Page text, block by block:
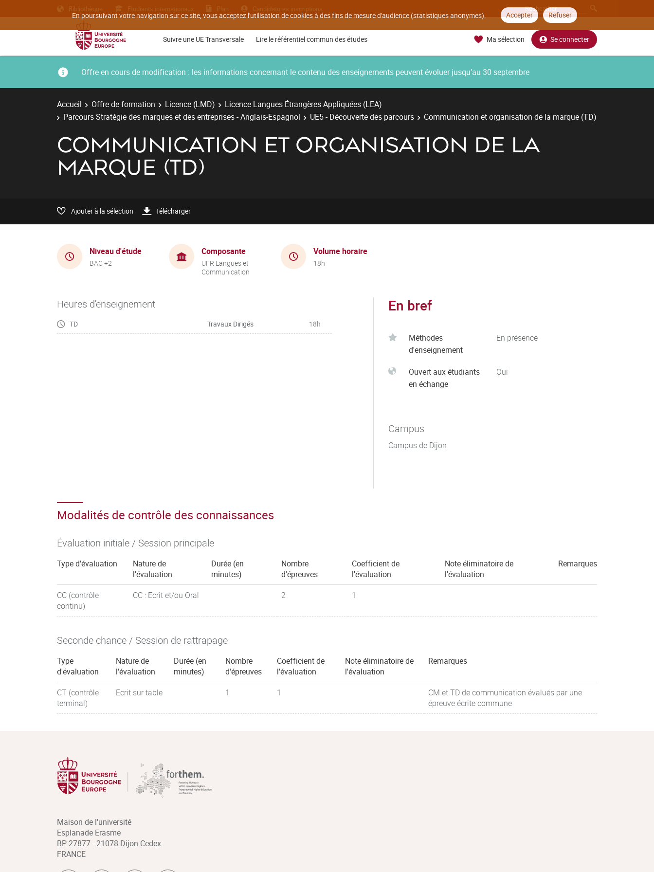
En poursuivant votre navigation sur ce site, vous acceptez l'utilisation de cookies à des fins de mesure d'audience (statistiques anonymes). Accepter Refuser
Bibliothèque Etudiants internationaux Plan Candidatures inscriptions
Suivre une UE Transversale Lire le référentiel commun des études Ma sélection Se connecter
Offre en cours de modification : les informations concernant le contenu des enseignements peuvent évoluer jusqu’au 30 septembre
Accueil Offre de formation Licence (LMD)
Licence Langues Étrangères Appliquées (LEA)
Parcours Stratégie des marques et des entreprises - Anglais-Espagnol
UE5 - Découverte des parcours Communication et organisation de la marque (TD)
COMMUNICATION ET ORGANISATION DE LA
MARQUE (TD)
Ajouter à la sélection Télécharger
Niveau d'étude
BAC +2
Composante
UFR Langues et
Communication
Volume horaire
18h
Heures d'enseignement
TD Travaux Dirigés 18h
En bref
Méthodes
d'enseignement
En présence
Ouvert aux étudiants
en échange
Oui
Campus
Campus de Dijon
Modalités de contrôle des connaissances
Évaluation initiale / Session principale
Type d'évaluation
Nature de
l'évaluation
Durée (en
minutes)
Nombre
d'épreuves
Coefficient de
l'évaluation
Note éliminatoire de
l'évaluation
Remarques
CC (contrôle
continu)
CC : Ecrit et/ou Oral 2 1
Seconde chance / Session de rattrapage
Type
d'évaluation
Nature de
l'évaluation
Durée (en
minutes)
Nombre
d'épreuves
Coefficient de
l'évaluation
Note éliminatoire de
l'évaluation
Remarques
CT (contrôle
terminal)
Ecrit sur table 1 1
CM et TD de communication évalués par une
épreuve écrite commune
Maison de l'université
Esplanade Erasme
BP 27877 - 21078 Dijon Cedex
FRANCE